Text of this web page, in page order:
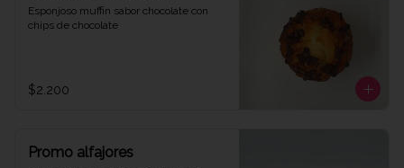
Esponjoso muffin sabor chocolate con
chips de chocolate
$2.200
Promo alfajores